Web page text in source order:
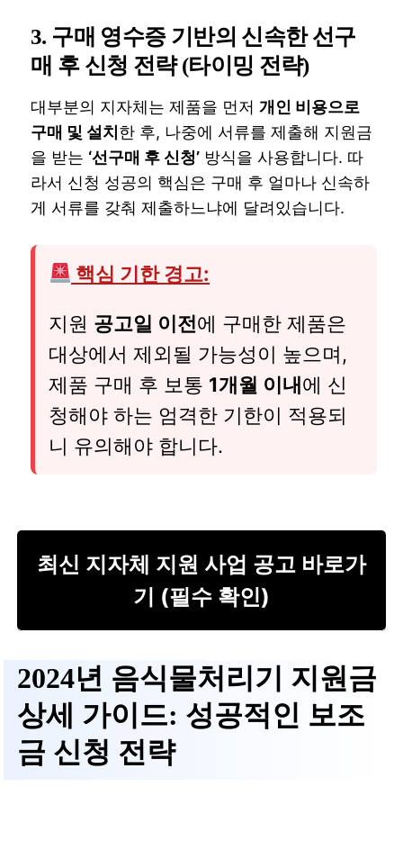
3. 구매 영수증 기반의 신속한 선구
매 후 신청 전략 (타이밍 전략)
대부분의 지자체는 제품을 먼저 개인 비용으로
구매 및 설치 한 후, 나중에 서류를 제출해 지원금
을 받는 ‘선구매 후 신청’ 방식을 사용합니다. 따
라서 신청 성공의 핵심은 구매 후 얼마나 신속하
게 서류를 갖춰 제출하느냐에 달려있습니다.
핵심 기한 경고:
지원 공고일 이전에 구매한 제품은
대상에서 제외될 가능성이 높으며,
제품 구매 후 보통 1개월 이내에 신
청해야 하는 엄격한 기한이 적용되
니 유의해야 합니다.
최신 지자체 지원 사업 공고 바로가
기 (필수 확인)
2024년 음식물처리기 지원금
상세 가이드: 성공적인 보조
금 신청 전략